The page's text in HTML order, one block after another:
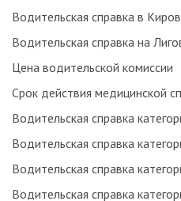
Водительская справка в
Водительская справка на
Цена водительской комиссии
Срок действия медицинской
Водительская справка
Водительская справка
Водительская справка
Водительская справка